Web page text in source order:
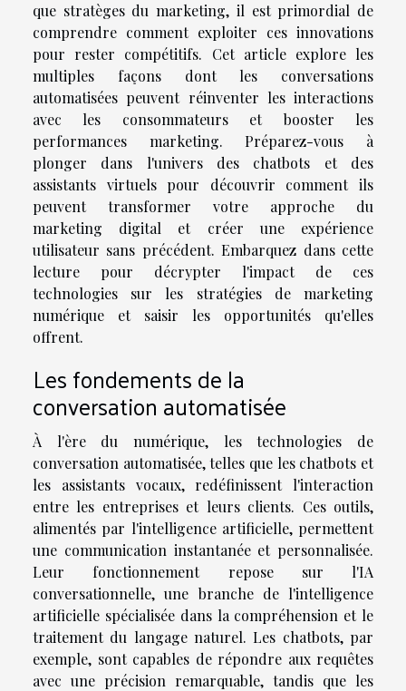
que stratèges du marketing, il est primordial de
comprendre comment exploiter ces innovations
pour rester compétitifs. Cet article explore les
multiples façons dont les conversations
automatisées peuvent réinventer les interactions
avec les consommateurs et booster les
performances marketing. Préparez-vous à
plonger dans l'univers des chatbots et des
assistants virtuels pour découvrir comment ils
peuvent transformer votre approche du
marketing digital et créer une expérience
utilisateur sans précédent. Embarquez dans cette
lecture pour décrypter l'impact de ces
technologies sur les stratégies de marketing
numérique et saisir les opportunités qu'elles
offrent.
Les fondements de la
conversation automatisée
À l'ère du numérique, les technologies de
conversation automatisée, telles que les chatbots et
les assistants vocaux, redéfinissent l'interaction
entre les entreprises et leurs clients. Ces outils,
alimentés par l'intelligence artificielle, permettent
une communication instantanée et personnalisée.
Leur fonctionnement repose sur l'IA
conversationnelle, une branche de l'intelligence
artificielle spécialisée dans la compréhension et le
traitement du langage naturel. Les chatbots, par
exemple, sont capables de répondre aux requêtes
avec une précision remarquable, tandis que les